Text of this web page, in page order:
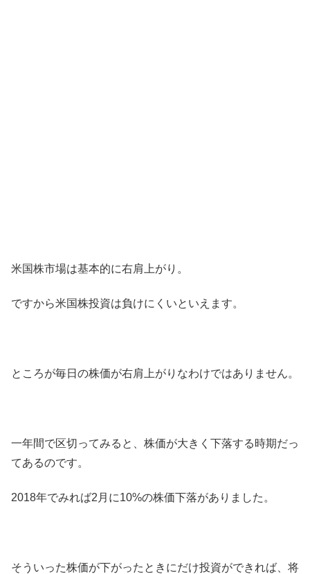
米国株市場は基本的に右肩上がり。
ですから米国株投資は負けにくいといえます。
ところが毎日の株価が右肩上がりなわけではありません。
一年間で区切ってみると、株価が大きく下落する時期だっ
てあるのです。
2018年でみれば2月に10%の株価下落がありました。
そういった株価が下がったときにだけ投資ができれば、将